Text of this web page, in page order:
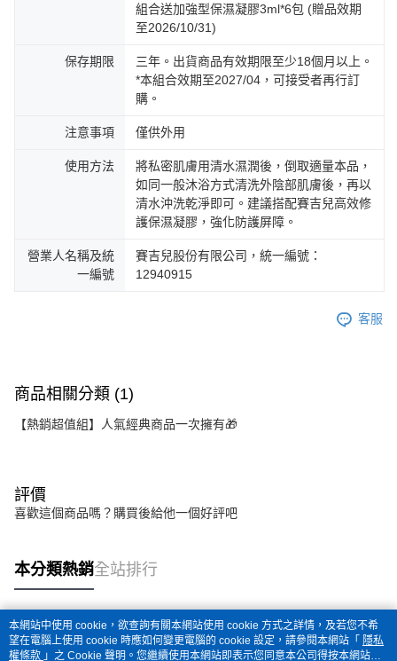
組合送加強型保濕凝膠3ml*6包 (贈品效期
至2026/10/31)
保存期限
三年。出貨商品有效期限至少18個月以上。
*本組合效期至2027/04，可接受者再行訂
購。
注意事項 僅供外用
使用方法
將私密肌膚用清水濕潤後，倒取適量本品，
如同一般沐浴方式清洗外陰部肌膚後，再以
清水沖洗乾淨即可。建議搭配賽吉兒高效修
護保濕凝膠，強化防護屏障。
營業人名稱及統
一編號
賽吉兒股份有限公司，統一編號：
12940915
客服
商品相關分類 (1)
【熱銷超值組】人氣經典商品一次擁有🎁
評價
喜歡這個商品嗎？購買後給他一個好評吧
本分類熱銷全站排行
熱門標籤
本網站中使用 cookie，欲查詢有關本網站使用 cookie 方式之詳情，及若您不希
望在電腦上使用 cookie 時應如何變更電腦的 cookie 設定，請參閱本網站「 隱私
權條款 」之 Cookie 聲明。您繼續使用本網站即表示您同意本公司得按本網站使